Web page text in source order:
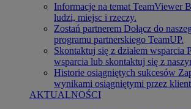
Informacje na temat TeamViewer
ludzi, miejsc i rzeczy.
Zostań partnerem Dołącz do
programu partnerskiego TeamUP.
Skontaktuj się z działem wsparcia
wsparcia lub skontaktuj się z
Historie osiągniętych sukcesów
wynikami osiągniętymi przez
AKTUALNOŚCI